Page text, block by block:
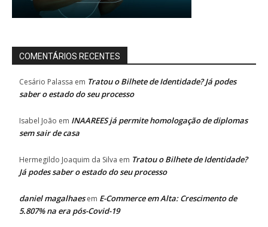
COMENTÁRIOS RECENTES
Cesário Palassa em Tratou o Bilhete de Identidade? Já podes
saber o estado do seu processo
Isabel João em INAAREES já permite homologação de diplomas
sem sair de casa
Hermegildo Joaquim da Silva em Tratou o Bilhete de Identidade?
Já podes saber o estado do seu processo
daniel magalhaesem E-Commerce em Alta: Crescimento de
5.807% na era pós-Covid-19